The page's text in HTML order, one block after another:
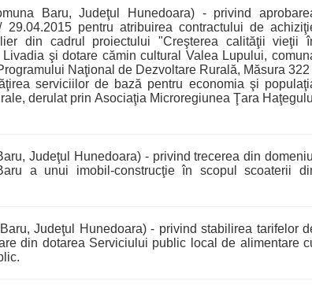
Baru, Judeţul Hunedoara) - privind
pentru atribuirea contractului de
din cadrul proiectului "Creşterea calităţii vieţii
şi dotare cămin cultural Valea Lupului,
Naţional de Dezvoltare Rurală, Măsura 322
serviciilor de bază pentru economia şi
derulat prin Asociaţia Microregiunea Ţara
Judeţul Hunedoara) - privind trecerea din domeniul
a unui imobil-construcţie în scopul scoaterii
Judeţul Hunedoara) - privind stabilirea tarifelor
din dotarea Serviciului public local de alimentare